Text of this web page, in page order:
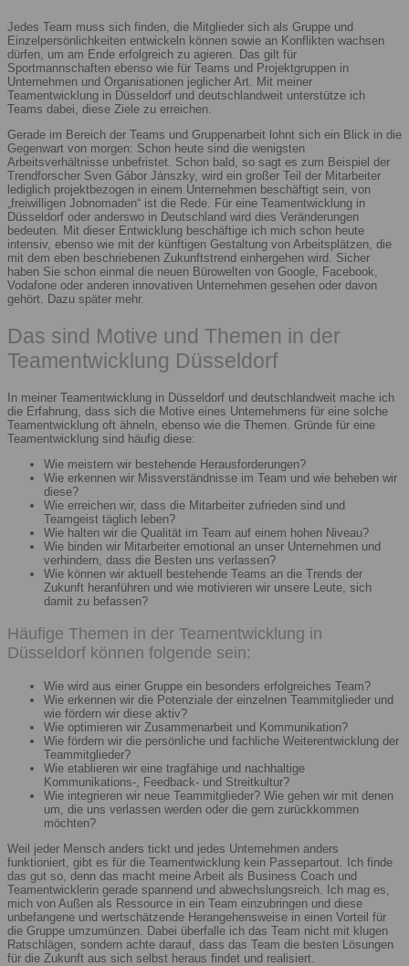
Jedes Team muss sich finden, die Mitglieder sich als Gruppe und
Einzelpersönlichkeiten entwickeln können sowie an Konflikten wachsen
dürfen, um am Ende erfolgreich zu agieren. Das gilt für
Sportmannschaften ebenso wie für Teams und Projektgruppen in
Unternehmen und Organisationen jeglicher Art. Mit meiner
Teamentwicklung in Düsseldorf und deutschlandweit unterstütze ich
Teams dabei, diese Ziele zu erreichen.
Gerade im Bereich der Teams und Gruppenarbeit lohnt sich ein Blick in die
Gegenwart von morgen: Schon heute sind die wenigsten
Arbeitsverhältnisse unbefristet. Schon bald, so sagt es zum Beispiel der
Trendforscher Sven Gábor Jánszky, wird ein großer Teil der Mitarbeiter
lediglich projektbezogen in einem Unternehmen beschäftigt sein, von
„freiwilligen Jobnomaden“ ist die Rede. Für eine Teamentwicklung in
Düsseldorf oder anderswo in Deutschland wird dies Veränderungen
bedeuten. Mit dieser Entwicklung beschäftige ich mich schon heute
intensiv, ebenso wie mit der künftigen Gestaltung von Arbeitsplätzen, die
mit dem eben beschriebenen Zukunftstrend einhergehen wird. Sicher
haben Sie schon einmal die neuen Bürowelten von Google, Facebook,
Vodafone oder anderen innovativen Unternehmen gesehen oder davon
gehört. Dazu später mehr.
Das sind Motive und Themen in der
Teamentwicklung Düsseldorf
In meiner Teamentwicklung in Düsseldorf und deutschlandweit mache ich
die Erfahrung, dass sich die Motive eines Unternehmens für eine solche
Teamentwicklung oft ähneln, ebenso wie die Themen. Gründe für eine
Teamentwicklung sind häufig diese:
Wie meistern wir bestehende Herausforderungen?
Wie erkennen wir Missverständnisse im Team und wie beheben wir
diese?
Wie erreichen wir, dass die Mitarbeiter zufrieden sind und
Teamgeist täglich leben?
Wie halten wir die Qualität im Team auf einem hohen Niveau?
Wie binden wir Mitarbeiter emotional an unser Unternehmen und
verhindern, dass die Besten uns verlassen?
Wie können wir aktuell bestehende Teams an die Trends der
Zukunft heranführen und wie motivieren wir unsere Leute, sich
damit zu befassen?
Häufige Themen in der Teamentwicklung in
Düsseldorf können folgende sein:
Wie wird aus einer Gruppe ein besonders erfolgreiches Team?
Wie erkennen wir die Potenziale der einzelnen Teammitglieder und
wie fördern wir diese aktiv?
Wie optimieren wir Zusammenarbeit und Kommunikation?
Wie fördern wir die persönliche und fachliche Weiterentwicklung der
Teammitglieder?
Wie etablieren wir eine tragfähige und nachhaltige
Kommunikations-, Feedback- und Streitkultur?
Wie integrieren wir neue Teammitglieder? Wie gehen wir mit denen
um, die uns verlassen werden oder die gern zurückkommen
möchten?
Weil jeder Mensch anders tickt und jedes Unternehmen anders
funktioniert, gibt es für die Teamentwicklung kein Passepartout. Ich finde
das gut so, denn das macht meine Arbeit als Business Coach und
Teamentwicklerin gerade spannend und abwechslungsreich. Ich mag es,
mich von Außen als Ressource in ein Team einzubringen und diese
unbefangene und wertschätzende Herangehensweise in einen Vorteil für
die Gruppe umzumünzen. Dabei überfalle ich das Team nicht mit klugen
Ratschlägen, sondern achte darauf, dass das Team die besten Lösungen
für die Zukunft aus sich selbst heraus findet und realisiert.